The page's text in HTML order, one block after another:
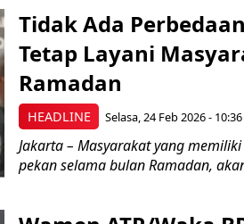
HEADLINE
Tidak Ada
Tetap Layani
Ramadan
Selasa, 24 Feb 2026 - 10:36
Jakarta – Masyarakat yang
pekan selama bulan Ramadan,